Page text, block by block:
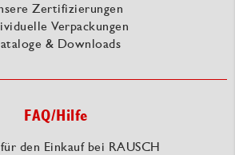
Zertifizierungen
Verpackungen
& Downloads
FAQ/Hilfe
den Einkauf bei RAUSCH